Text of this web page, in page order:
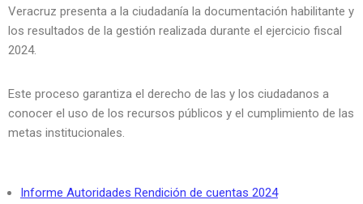
Veracruz presenta a la ciudadanía la documentación habilitante y
los resultados de la gestión realizada durante el ejercicio fiscal
2024.
Este proceso garantiza el derecho de las y los ciudadanos a
conocer el uso de los recursos públicos y el cumplimiento de las
metas institucionales.
Informe Autoridades Rendición de cuentas 2024